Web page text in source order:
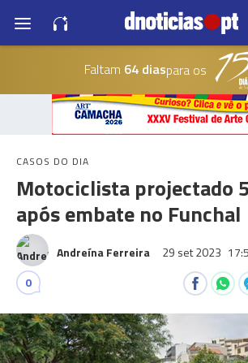
Faltam 64 diaspara os
CASOS DO DIA
Motociclista projectado
após embate no Funchal
Andreína Ferreira 29 set 2023
0